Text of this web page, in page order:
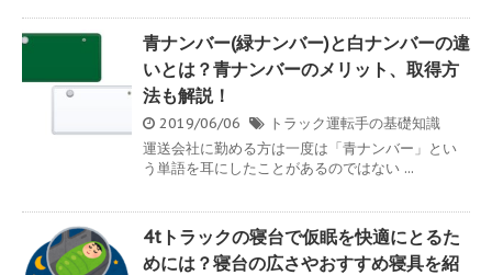
青ナンバー(緑ナンバー)と白ナンバーの違
いとは？青ナンバーのメリット、取得方
法も解説！
2019/06/06
トラック運転手の基礎知識
運送会社に勤める方は一度は「青ナンバー」とい
う単語を耳にしたことがあるのではない ...
4tトラックの寝台で仮眠を快適にとるた
めには？寝台の広さやおすすめ寝具を紹